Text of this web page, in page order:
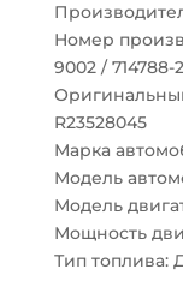
Номер
9002 / 714788-2
R23528045
Марка
Модель
Модель
Мощность
Тип топлива: